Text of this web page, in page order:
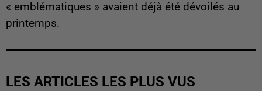
« emblématiques » avaient déjà été dévoilés au
printemps.
LES ARTICLES LES PLUS VUS